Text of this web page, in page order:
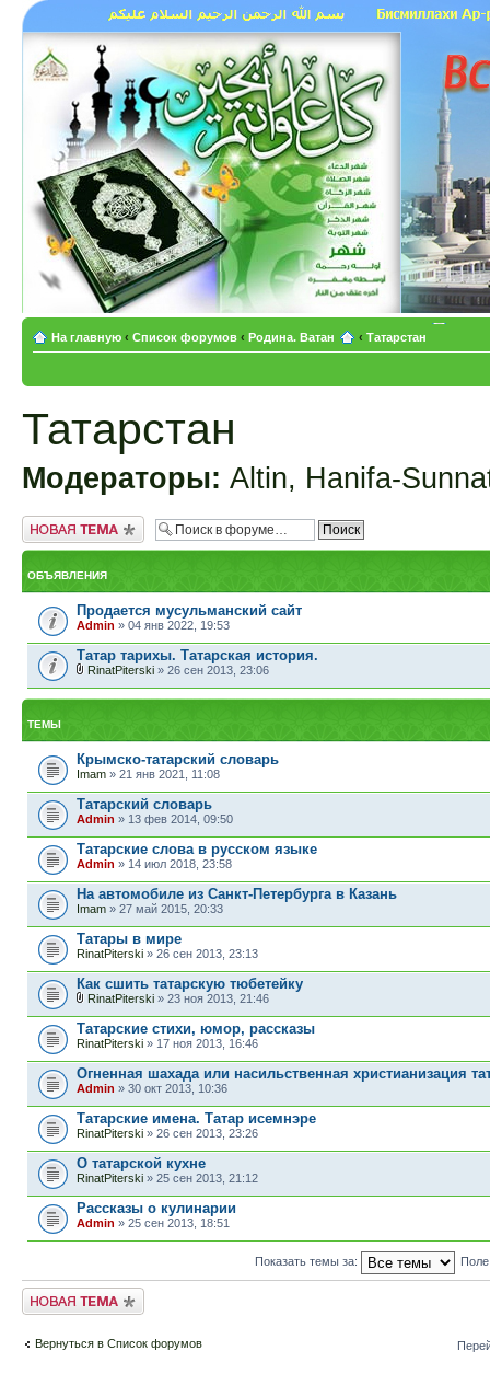
На главную ‹ Список форумов ‹ Родина. Ватан ‹ Татарстан
Татарстан
Модераторы: Altin, Hanifa-
Новая тема
ОБЪЯВЛЕНИЯ
Продается мусульманский сайт
Admin » 04 янв 2022, 19:53
Татар тарихы. Татарская история.
RinatPiterski » 26 сен 2013, 23:06
ТЕМЫ
Крымско-татарский словарь
Imam » 21 янв 2021, 11:08
Татарский словарь
Admin » 13 фев 2014, 09:50
Татарские слова в русском языке
Admin » 14 июл 2018, 23:58
На автомобиле из Санкт-Петербурга в Казань
Imam » 27 май 2015, 20:33
Татары в мире
RinatPiterski » 26 сен 2013, 23:13
Как сшить татарскую тюбетейку
RinatPiterski » 23 ноя 2013, 21:46
Татарские стихи, юмор, рассказы
RinatPiterski » 17 ноя 2013, 16:46
Огненная шахада или насильственная христианизация
Admin » 30 окт 2013, 10:36
Татарские имена. Татар исемнэре
RinatPiterski » 26 сен 2013, 23:26
О татарской кухне
RinatPiterski » 25 сен 2013, 21:12
Рассказы о кулинарии
Admin » 25 сен 2013, 18:51
Показать темы за:
Новая тема
Вернуться в Список форумов